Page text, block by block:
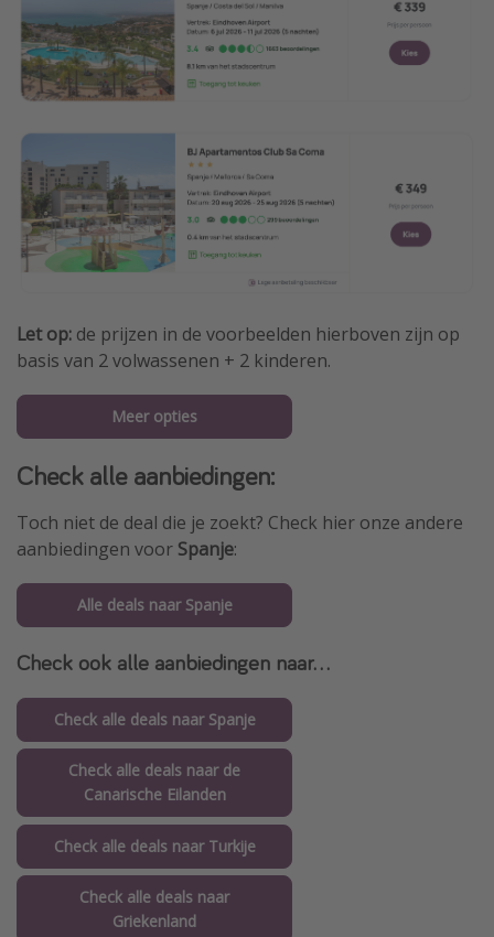
Let op: de prijzen in de voorbeelden hierboven zijn op
basis van 2 volwassenen + 2 kinderen.
Meer opties
Check alle aanbiedingen:
Toch niet de deal die je zoekt? Check hier onze andere
aanbiedingen voor Spanje:
Alle deals naar Spanje
Check ook alle aanbiedingen naar...
Check alle deals naar Spanje
Check alle deals naar de
Canarische Eilanden
Check alle deals naar Turkije
Check alle deals naar
Griekenland